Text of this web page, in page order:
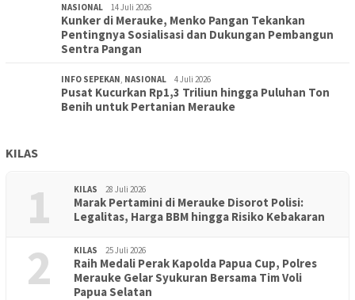
NASIONAL 14 Juli 2026
Kunker di Merauke, Menko Pangan Tekankan
Pentingnya Sosialisasi dan Dukungan Pembangun
Sentra Pangan
INFO SEPEKAN NASIONAL 4 Juli 2026
Pusat Kucurkan Rp1,3 Triliun hingga Puluhan Ton
Benih untuk Pertanian Merauke
KILAS
1 KILAS 28 Juli 2026
Marak Pertamini di Merauke Disorot Polisi:
Legalitas, Harga BBM hingga Risiko Kebakaran
2 KILAS 25 Juli 2026
Raih Medali Perak Kapolda Papua Cup, Polres
Merauke Gelar Syukuran Bersama Tim Voli
Papua Selatan